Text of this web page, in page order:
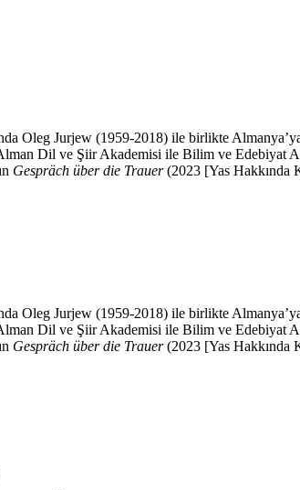
Oleg Jurjew (1959-2018) ile birlikte
Dil ve Şiir Akademisi ile Bilim ve Edebiyat
Gespräch über die Trauer(2023 [Yas Hakkında
Oleg Jurjew (1959-2018) ile birlikte
Dil ve Şiir Akademisi ile Bilim ve Edebiyat
Gespräch über die Trauer(2023 [Yas Hakkında